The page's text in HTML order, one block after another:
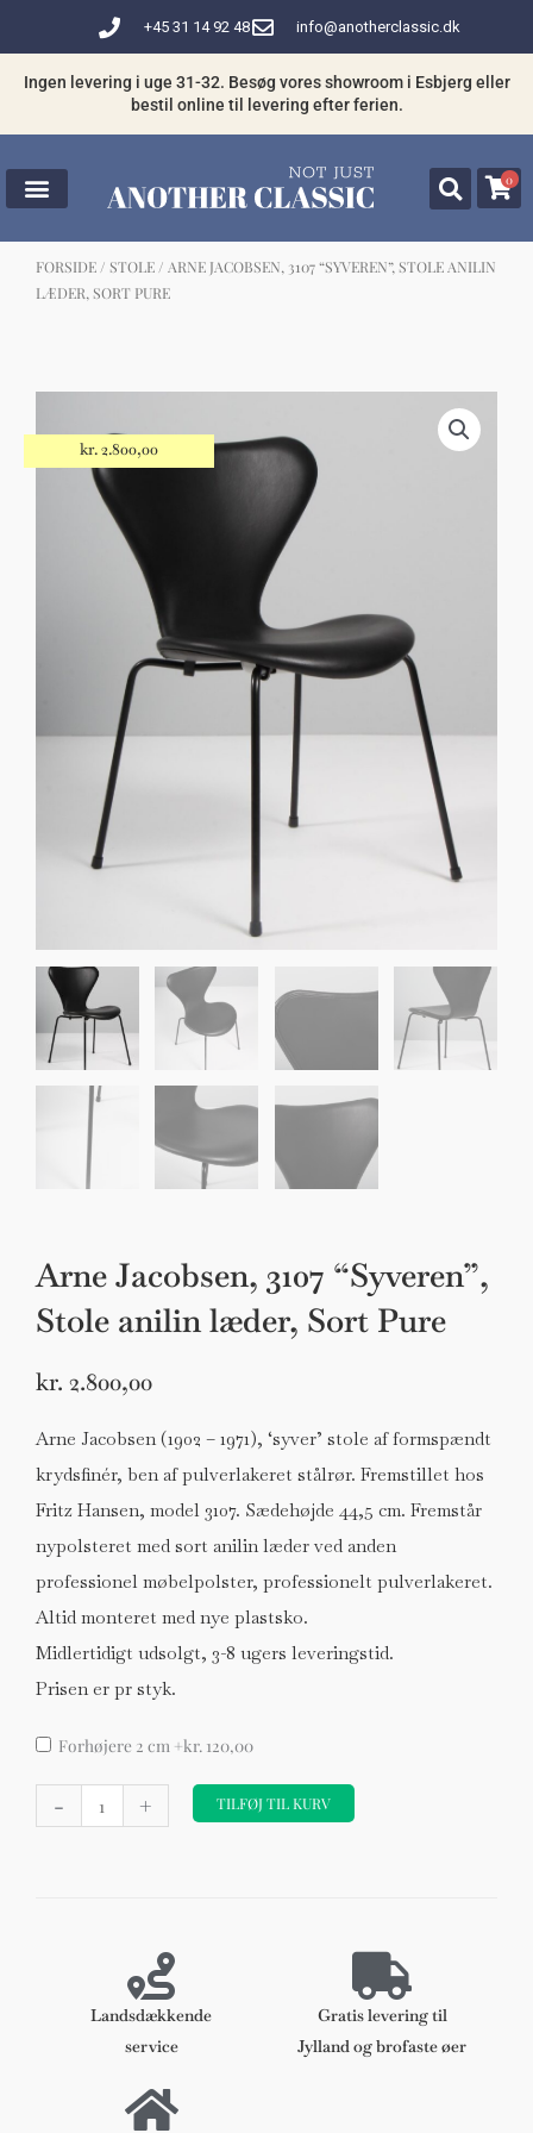
indholdet
+45 31 14 92 48 info@anotherclassic.dk
Ingen levering i uge 31-32. Besøg vores showroom i Esbjerg eller
bestil online til levering efter ferien.
0
FORSIDE / STOLE / ARNE JACOBSEN, 3107 “SYVEREN”, STOLE ANILIN
LÆDER, SORT PURE
have din interesse?
Sko til Arne Jacobsen stole
DKK 100,00
kr.2.800,00
Arne Jacobsen, 3107 “Syveren”,
Stole anilin læder, Sort Pure
kr. 2.800,00
Arne Jacobsen (1902 – 1971), ‘syver’ stole af formspændt
krydsfinér, ben af pulverlakeret stålrør. Fremstillet hos
Fritz Hansen, model 3107. Sædehøjde 44,5 cm. Fremstår
nypolsteret med sort anilin læder ved anden
professionel møbelpolster, professionelt pulverlakeret.
Altid monteret med nye plastsko.
Midlertidigt udsolgt, 3-8 ugers leveringstid.
Prisen er pr styk.
Forhøjere 2 cm +kr. 120,00
-
Arne
3107
"Syveren",
+ TILFØJ TIL KURV
Landsdækkende
service
Gratis levering til
Jylland og brofaste øer